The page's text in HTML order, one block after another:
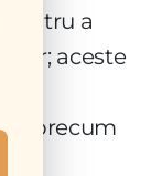
a
aceste
precum